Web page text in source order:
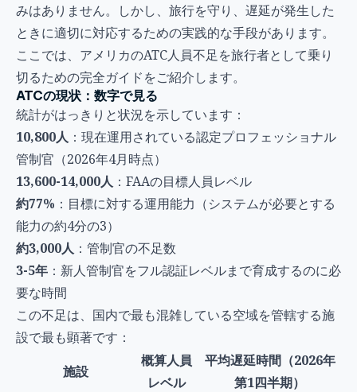
みはありません。しかし、旅行を守り、遅延が発生した
ときに適切に対応するための実践的な手段があります。
ここでは、アメリカのATC人員不足を旅行者として乗り
切るための完全ガイドをご紹介します。
ATCの現状：数字で見る
統計がはっきりと状況を示しています：
10,800人 ：現在運用されている認定プロフェッショナル
管制官（2026年4月時点）
13,600-14,000人 ：FAAの目標人員レベル
約77% ：目標に対する運用能力（システムが必要とする
能力の約4分の3）
約3,000人 ：管制官の不足数
3-5年 ：新人管制官をフル認証レベルまで育成するのに必
要な時間
この不足は、国内で最も混雑している空域を管轄する施
設で最も顕著です：
施設
概算人員
レベル
平均遅延時間（2026年
第1四半期）